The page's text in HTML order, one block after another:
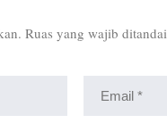
Ruas yang wajib ditandai